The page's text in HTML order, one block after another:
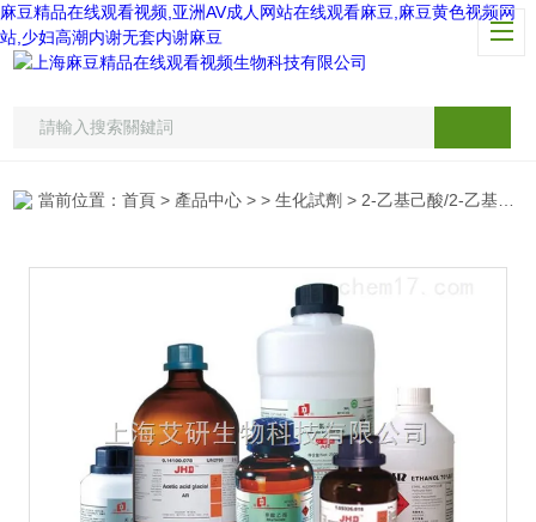
麻豆精品在线观看视频,亚洲AV成人网站在线观看麻豆,麻豆黄色视频网
站,少妇高潮内谢无套内谢麻豆
當前位置：首頁 > 產品中心 > >生化試劑 > 2-乙基己酸/2-乙基次羊脂酸/丁基乙基乙酸/庚烷-3-羧酸/異辛酸/2-乙基代次羊脂酸